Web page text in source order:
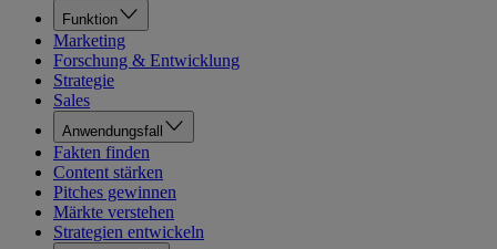
Funktion
Marketing
Forschung & Entwicklung
Strategie
Sales
Anwendungsfall
Fakten finden
Content stärken
Pitches gewinnen
Märkte verstehen
Strategien entwickeln